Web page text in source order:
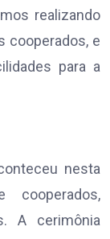
realizando
cooperados, e
para a
nesta
A cerimônia